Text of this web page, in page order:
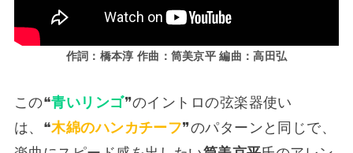
作詞：橋本淳 作曲：筒美京平 編曲：高田弘
この❝青いリンゴ❞のイントロの弦楽器使い
は、❝木綿のハンカチーフ❞のパターンと同じで、